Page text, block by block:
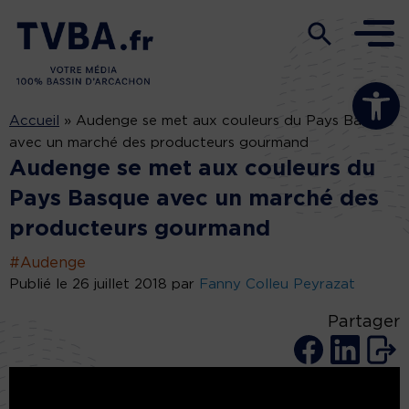
Ouvrir la
Accueil » Audenge se met aux couleurs du Pays Basque
avec un marché des producteurs gourmand
Audenge se met aux couleurs du
Pays Basque avec un marché des
producteurs gourmand
#Audenge
Publié le 26 juillet 2018 par Fanny Colleu Peyrazat
Partager